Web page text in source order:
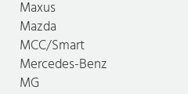
Maxus
Mazda
MCC/Smart
Mercedes-Benz
MG